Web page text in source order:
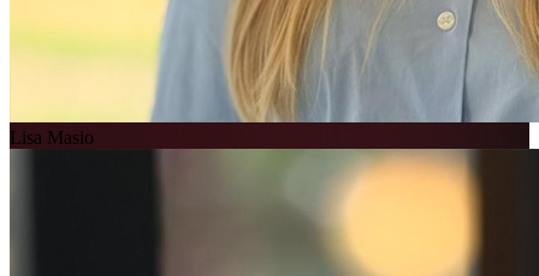
Lisa Masio